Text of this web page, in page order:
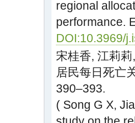
regional
performance.
DOI:10.3969/
宋桂香, 江莉
居民每日死亡
390–393.
( Song G X,